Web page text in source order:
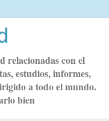
relacionadas con el
estudios, informes,
a todo el mundo.
bien